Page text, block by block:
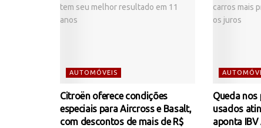
AUTOMÓVEIS
Citroën oferece condições
especiais para Aircross e Basalt,
com descontos de mais de R$
Queda
usados
aponta